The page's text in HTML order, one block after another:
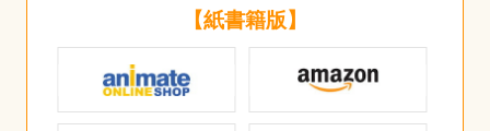
【紙書籍版】